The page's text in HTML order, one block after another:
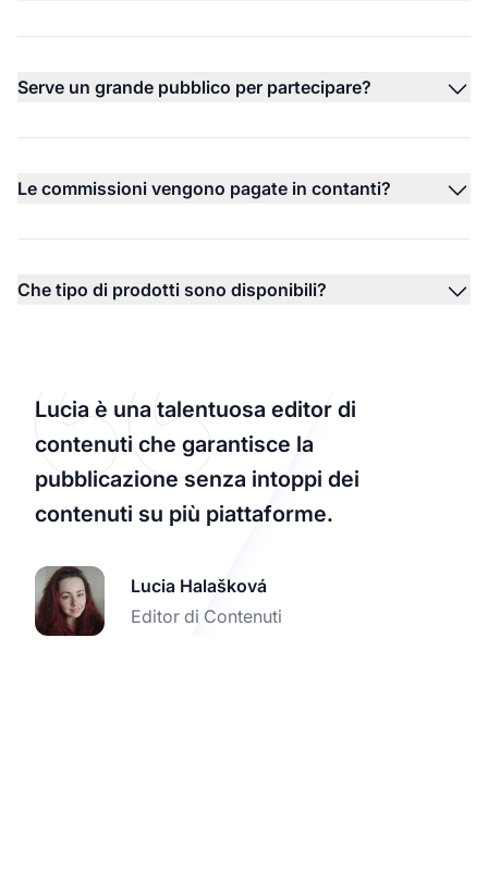
Serve un grande pubblico per partecipare?
Le commissioni vengono pagate in contanti?
Che tipo di prodotti sono disponibili?
Lucia è una talentuosa editor di
contenuti che garantisce la
pubblicazione senza intoppi dei
contenuti su più piattaforme.
Lucia Halašková
Editor di Contenuti